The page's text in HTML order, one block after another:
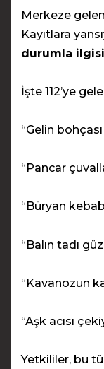
Merkeze
Kayıtlara
durumla
İşte 112’ye
“Gelin bohçası
“Pancar
“Büryan
“Balın tadı
“Kavanozun
“Aşk acısı
Yetkililer, bu